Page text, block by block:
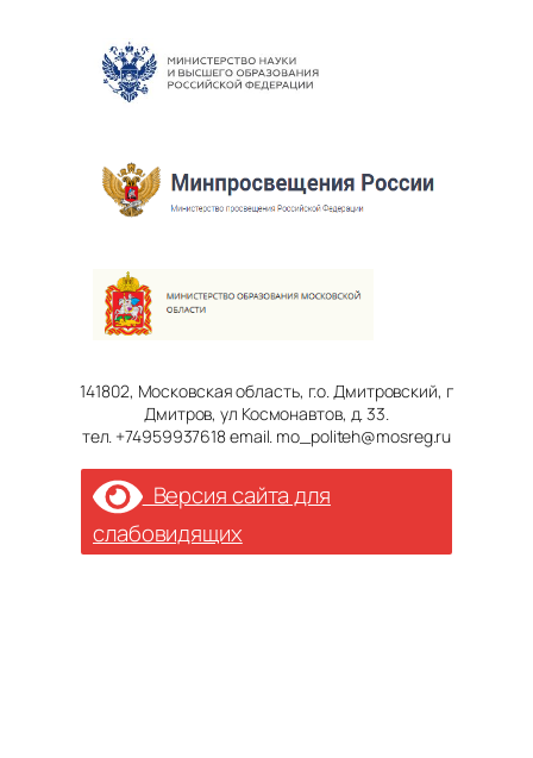
141802, Московская область, г.о. Дмитровский, г
Дмитров, ул Космонавтов, д. 33.
тел. +74959937618 email. mo_politeh@mosreg.ru
Версия сайта для
слабовидящих